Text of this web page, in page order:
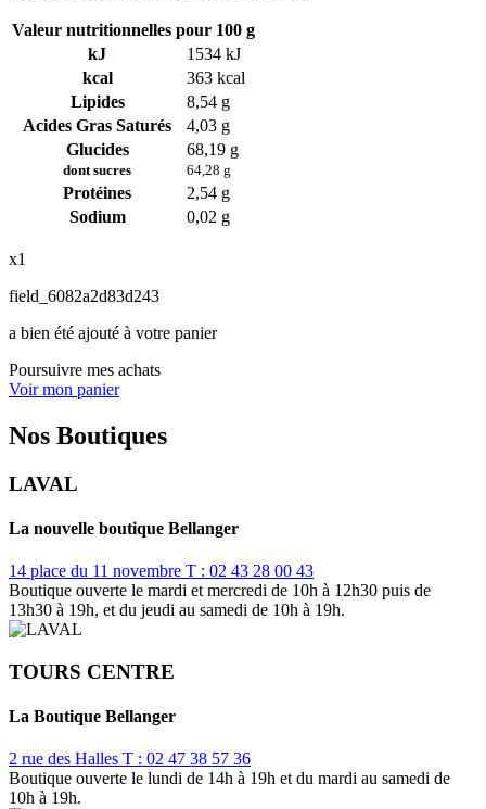
Valeur nutritionnelles pour 100 g
kJ
1534 kJ
kcal
363 kcal
Lipides
8,54 g
Acides Gras Saturés
4,03 g
Glucides
dont sucres
68,19 g
64,28 g
Protéines
2,54 g
Sodium
0,02 g
x1
field_6082a2d83d243
a bien été ajouté à votre panier
Poursuivre mes achats
Voir mon panier
Nos Boutiques
LAVAL
La nouvelle boutique Bellanger
14 place du 11 novembre T : 02 43 28 00 43
Boutique ouverte le mardi et mercredi de 10h à 12h30 puis de
13h30 à 19h, et du jeudi au samedi de 10h à 19h.
TOURS CENTRE
La Boutique Bellanger
2 rue des Halles T : 02 47 38 57 36
Boutique ouverte le lundi de 14h à 19h et du mardi au samedi de
10h à 19h.